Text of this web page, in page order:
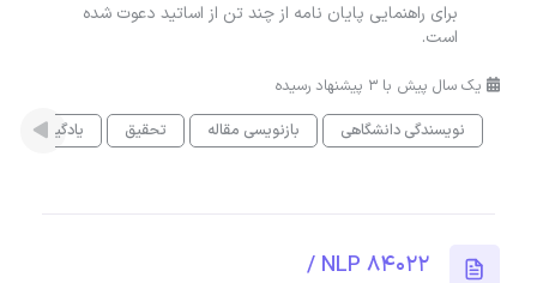
برای راهنمایی پایان نامه از چند تن از اساتید دعوت شده
است.
یک سال پیش با 3 پیشنهاد رسیده
نویسندگی دانشگاهی
بازنویسی مقاله تحقیق یادگیری
NLP 84022 /